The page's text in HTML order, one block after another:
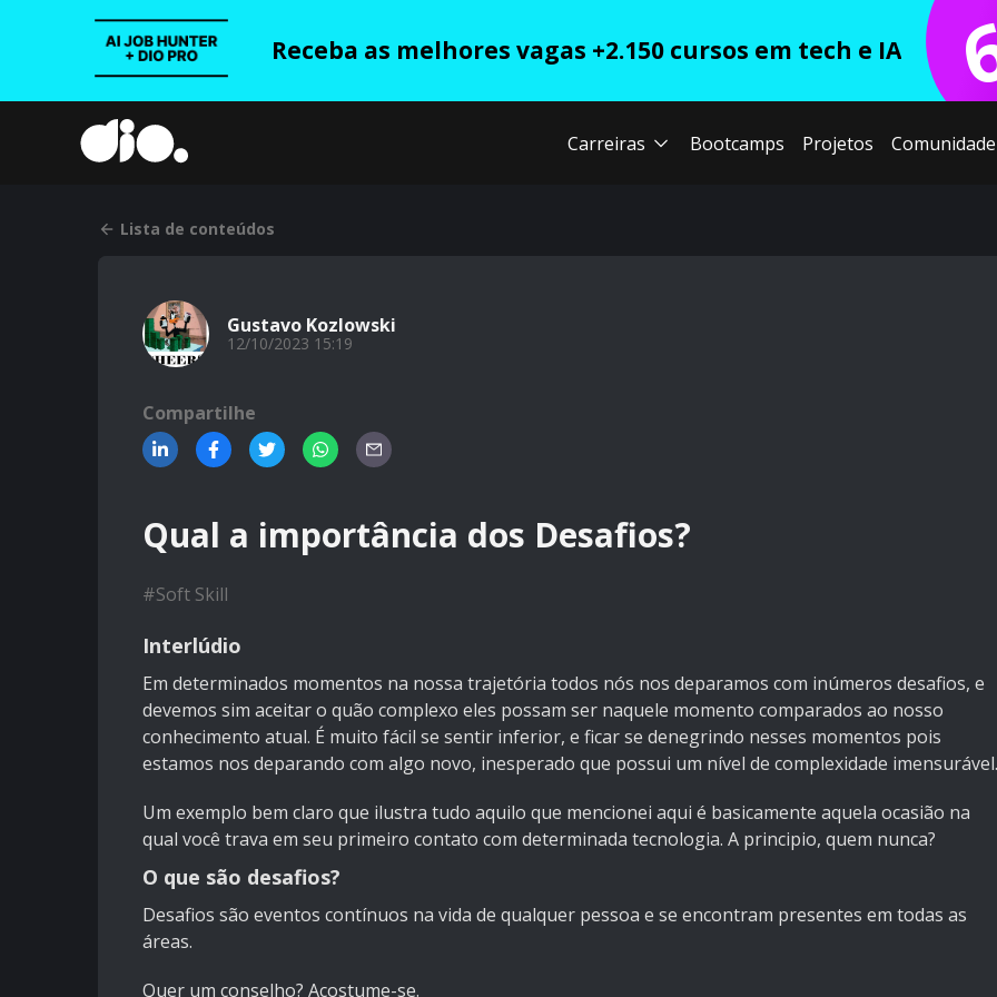
Receba as melhores vagas +2.150 cursos em tech e IA
Carreiras Bootcamps Projetos Comunidade
Lista de conteúdos
Gustavo Kozlowski
12/10/2023 15:19
Compartilhe
Qual a importância dos Desafios?
#Soft Skill
Interlúdio
Em determinados momentos na nossa trajetória todos nós nos deparamos com inúmeros desafios, e
devemos sim aceitar o quão complexo eles possam ser naquele momento comparados ao nosso
conhecimento atual. É muito fácil se sentir inferior, e ficar se denegrindo nesses momentos pois
estamos nos deparando com algo novo, inesperado que possui um nível de complexidade imensurável.
Um exemplo bem claro que ilustra tudo aquilo que mencionei aqui é basicamente aquela ocasião na
qual você trava em seu primeiro contato com determinada tecnologia. A principio, quem nunca?
O que são desafios?
Desafios são eventos contínuos na vida de qualquer pessoa e se encontram presentes em todas as
áreas.
Quer um conselho? Acostume-se.